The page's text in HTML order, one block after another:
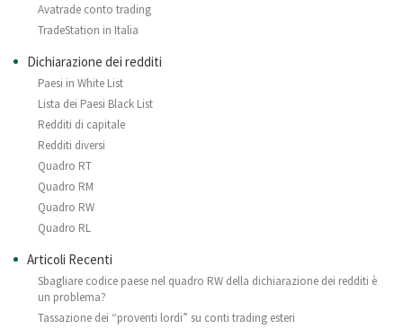
Avatrade conto trading
TradeStation in Italia
Dichiarazione dei redditi
Paesi in White List
Lista dei Paesi Black List
Redditi di capitale
Redditi diversi
Quadro RT
Quadro RM
Quadro RW
Quadro RL
Articoli Recenti
Sbagliare codice paese nel quadro RW della dichiarazione dei redditi è
un problema?
Tassazione dei “proventi lordi” su conti trading esteri